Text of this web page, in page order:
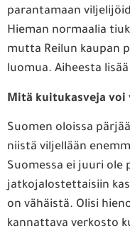
parantamaan
Hieman normaalia
mutta Reilun kaupan
luomua. Aiheesta
Mitä kuitukasveja voi
Suomen oloissa
niistä viljellään
Suomessa ei juuri ole
jatkojalostettaisiin
on vähäistä. Olisi
kannattava verkosto